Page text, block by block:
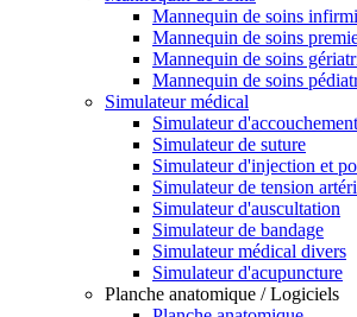
Mannequin de soins
Mannequin de soins
Mannequin de soins
Mannequin de soins
Simulateur médical
Simulateur d'accouchement
Simulateur de suture
Simulateur d'injection et
Simulateur de tension
Simulateur d'auscultation
Simulateur de bandage
Simulateur médical divers
Simulateur d'acupuncture
Planche anatomique / Logiciels